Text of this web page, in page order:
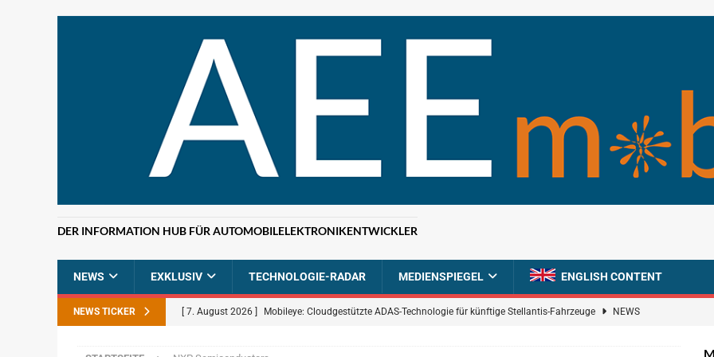
DER INFORMATION HUB FÜR AUTOMOBILELEKTRONIKENTWICKLER
NEWS EXKLUSIV TECHNOLOGIE-RADAR MEDIENSPIEGEL ENGLISH CONTENT
NEWS TICKER [ 7. August 2026 ] Mobileye: Cloudgestützte ADAS-Technologie für künftige Stellantis-Fahrzeuge NEWS